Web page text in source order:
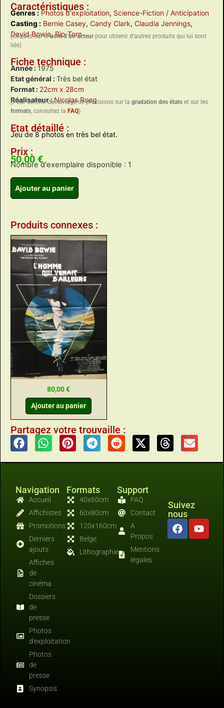
Caractéristiques :
Genres : Photos d'exploitation, Science-Fiction / Anticipation
Casting : Bernie Casey, Candy Clark, Claudia Jennings,
David Bowie,Rip Torn
(Cliquez sur lenom d’un acteurpour obtenir d’autres produits qui lui sont
liés)
Fiche technique :
Année : 1975
Etat général :Très bel état
Format : 22cm x 28cm
Réalisateur :Nicolas Roeg
(Pour obtenir davantage de précisions sur la gradation des états et sur les
formats, consultez la FAQ)
Etat détaillé :
Jeu de 8 photos en très bel état.
Prix :
50,00 €
Nombre d'exemplaire disponible : 1
Ajouter au panier
Produits connexes :
80,00€
Ajouter au panier
Partagez votre trouvaille :
Navigation
Accueil
Affichistes
Promotions
Derniers
ajouts
Affiches
de
cinéma
Dossiers
de
presse
Photos
d'exploitation
Photos
de
presse
Synopsis
Formats
40x60cm
60x80cm
120x160cm
Belge
Lithographies
Support
FAQ
Contact
A
Propos
Mentions
légales
Suivez
nous